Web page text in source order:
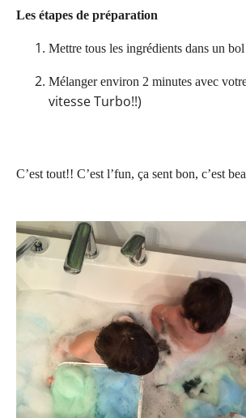
Les étapes de préparation
Mettre tous les ingrédients dans un bol
Mélanger environ 2 minutes avec
vitesse Turbo!!)
C’est tout!! C’est l’fun, ça sent bon, c’est